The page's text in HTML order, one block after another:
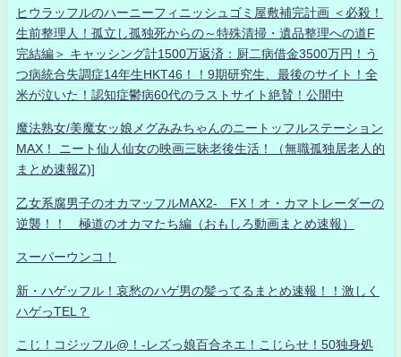
ヒウラッフルのハーニーフィニッシュゴミ屋敷補完計画 ＜必殺！
生前整理人！孤立し孤独死からの～特殊清掃・遺品整理への道F
完結編＞ キャッシング計1500万返済：厨二病借金3500万円！う
つ病統合失調症14年生HKT46！！9期研究生、最後のサイト！全
米が泣いた！認知症鬱病60代のラストサイト絶賛！公開中
魔法熟女/美魔女ッ娘メグみみちゃんのニートッフルステーション
MAX！ ニート仙人仙女の映画三昧老後生活！（無職孤独居老人的
まとめ速報Z)]
乙女系腐男子のオカマッフルMAX2- FX！オ・カマトレーダーの
逆襲！！ 極道のオカマたち編（おもしろ動画まとめ速報）
スーパーウンコ！
新・ハゲッフル！哀愁のハゲ男の髪ってるまとめ速報！！激しく
ハゲっTEL？
こじ！コジッフル@！-レズっ娘百合ネエ！こじらせ！50独身処